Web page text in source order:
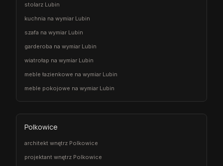
stolarz Lubin
kuchnia na wymiar Lubin
szafa na wymiar Lubin
garderoba na wymiar Lubin
wiatrołap na wymiar Lubin
meble łazienkowe na wymiar Lubin
meble pokojowe na wymiar Lubin
Polkowice
architekt wnętrz Polkowice
projektant wnętrz Polkowice